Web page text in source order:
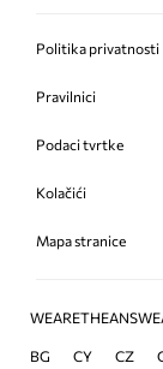
Politika privatnosti
Pravilnici
Podaci tvrtke
Kolačići
Mapa stranice
BG CY CZ